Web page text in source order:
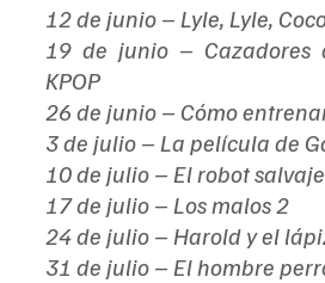
12 de junio – Lyle, Lyle,
19 de junio – Cazadores
KPOP
26 de junio – Cómo
3 de julio – La película de
10 de julio – El robot salvaje
17 de julio – Los malos 2
24 de julio – Harold y el
31 de julio – El hombre